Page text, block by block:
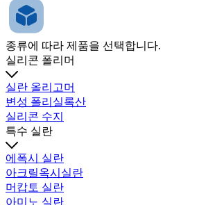
종류에 따라 제품을 선택합니다.
실리콘 폴리머
실란 올리고머
변성 폴리실록산
실리콘 수지
특수 실란
에폭시 실란
아크릴옥시실란
머캅토 실란
아미노 실란